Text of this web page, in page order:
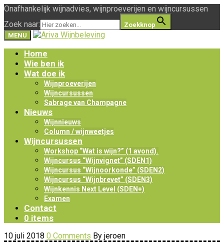
Onafhankelijk wijnadvies, wijnproeverijen en wijncursussen
Zoek naar:
Zoekknop
MENU
Home
Wie ben ik
Wat doe ik
Wijnproeverijen
Wijncursussen
Sabrage van Champagne
Nieuws
Wijnnieuws
Column / wijnweetjes
Wijncursussen
Workshop “Wat is wijn?” (1 avond).
Wijncursus “Wijnvignet” (SDEN1)
Wijncursus “Wijnoorkonde” (SDEN2)
Wijncursus “Wijnbrevet” (SDEN3)
Wijnkennis Next Level (SDEN+)
Examen
Contact
0 items
10 juli 2018 0 Comments By jeroen